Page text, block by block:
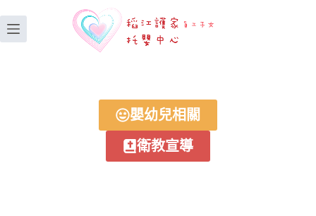
嬰幼兒相關
衛教宣導